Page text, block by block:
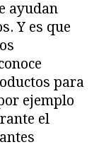
ayudan
Y es que
para
ejemplo
el